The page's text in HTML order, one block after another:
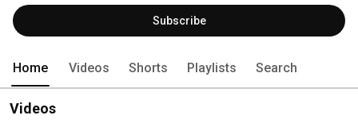
djevojaka iz siromašnijeg društvenog sloja.
Subscribe
Home Videos Shorts Playlists Search
Videos